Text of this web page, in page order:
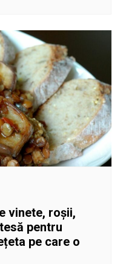
vinete, roșii,
pentru
pe care o